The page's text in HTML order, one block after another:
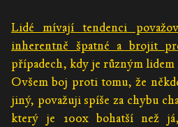
Lidé mívají tendenci
inherentně špatné a brojit
případech, kdy je různým
Ovšem boj proti tomu, že
jiný, považuji spíše za chybu
který je 100x bohatší než